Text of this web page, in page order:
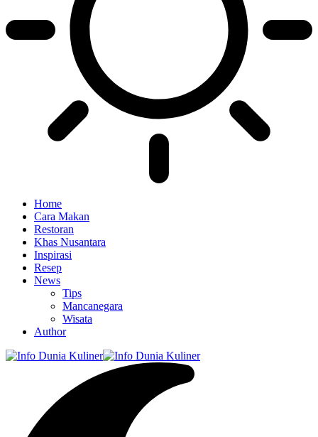
Home
Cara Makan
Restoran
Khas Nusantara
Inspirasi
Resep
News
Tips
Mancanegara
Wisata
Author